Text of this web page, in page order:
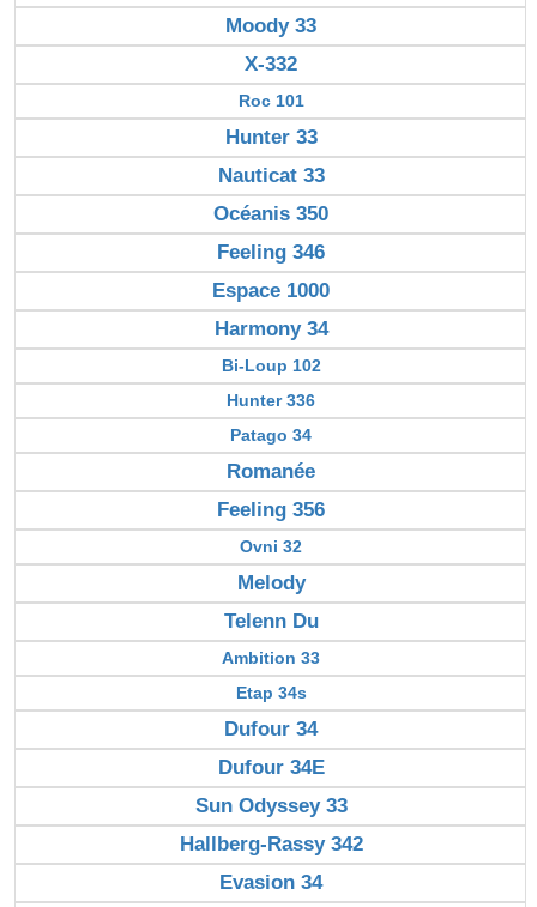
Moody 33
X-332
Roc 101
Hunter 33
Nauticat 33
Océanis 350
Feeling 346
Espace 1000
Harmony 34
Bi-Loup 102
Hunter 336
Patago 34
Romanée
Feeling 356
Ovni 32
Melody
Telenn Du
Ambition 33
Etap 34s
Dufour 34
Dufour 34E
Sun Odyssey 33
Hallberg-Rassy 342
Evasion 34